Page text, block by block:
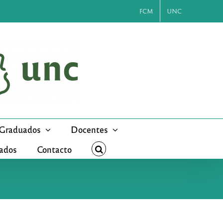
FCM UNC
Docentes
Contacto